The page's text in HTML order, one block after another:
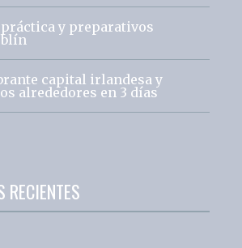
y preparativos
capital irlandesa y
alrededores en 3 días
RECIENTES